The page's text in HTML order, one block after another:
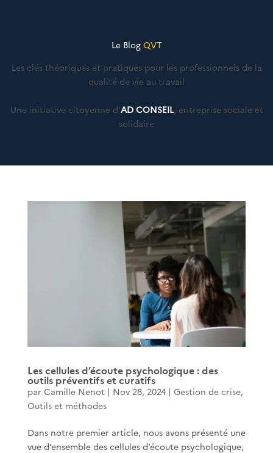
Le Blog QVT
Les clés théoriques et pratiques pour les professionnels de la
qualité de vie au travail
Une initiative citoyenne d'AD CONSEIL, entreprise sociale et
solidaire
Les cellules d’écoute psychologique : des
outils préventifs et curatifs
par Camille Nenot| Nov 28, 2024| Gestion de crise,
Outils et méthodes
Dans notre premier article, nous avons présenté une
vue d’ensemble des cellules d’écoute psychologique,